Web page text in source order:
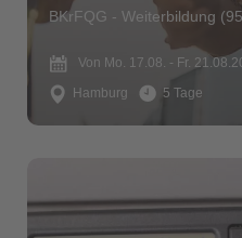
BKrFQG - Weiterbildung
Von Mo. 17.08. - Fr.
Hamburg
5 Tage